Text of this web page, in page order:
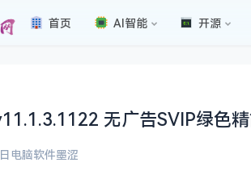
首页 AI智能 开源
无广告SVIP绿色
电脑软件墨涩